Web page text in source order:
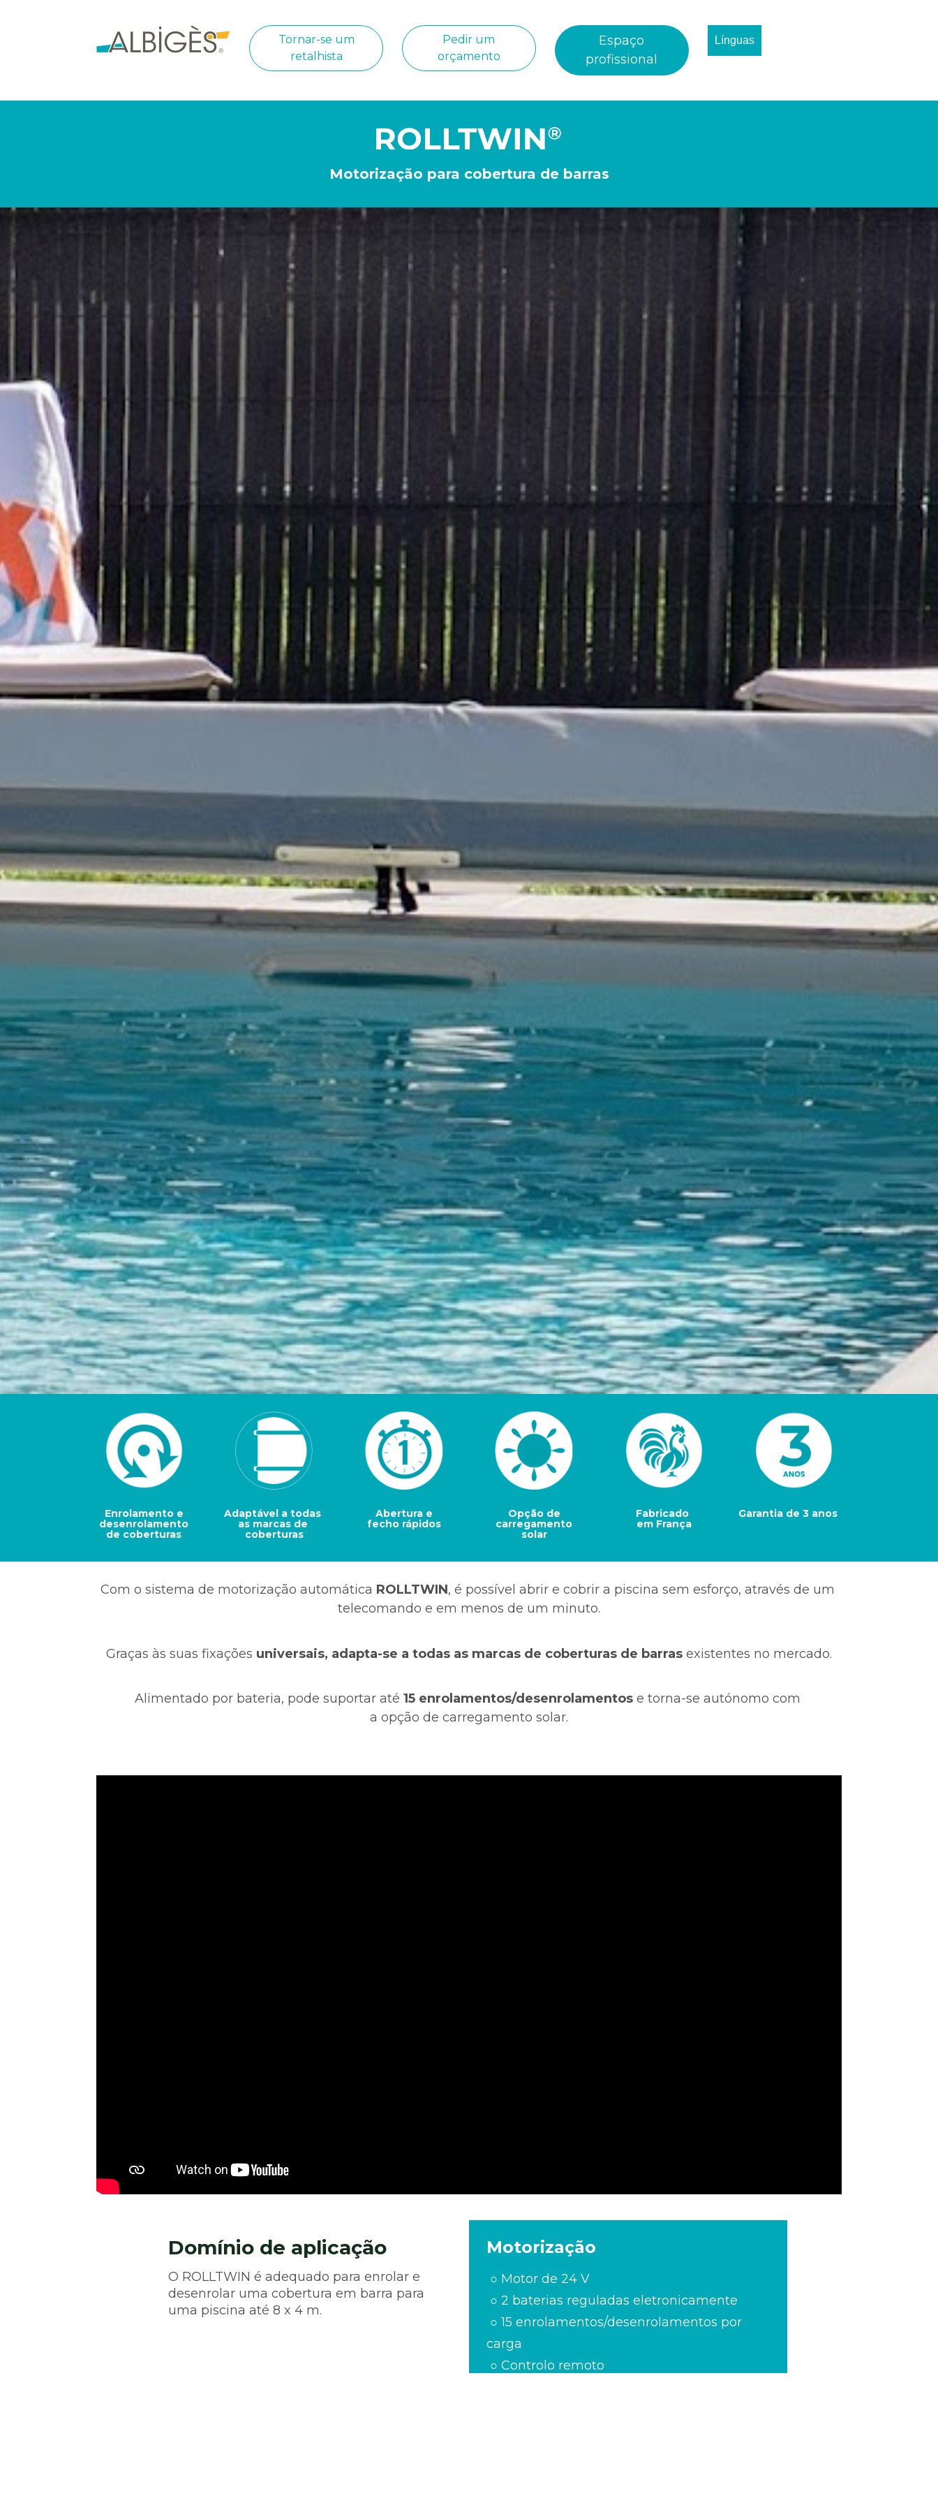
Tornar-se um
retalhista
Pedir um
orçamento
Espaço
profissional
Línguas
Motorização para cobertura de barras
Enrolamento e
desenrolamento
de coberturas
Adaptável a todas
as marcas de
coberturas
Abertura e
fecho rápidos
Opção de
carregamento
solar
Fabricado
em França
Garantia de 3 anos
Com o sistema de motorização automática ROLLTWIN, é possível abrir e cobrir a piscina sem esforço, através de um
telecomando e em menos de um minuto.
Graças às suas fixações universais, adapta-se a todas as marcas de coberturas de barras existentes no mercado.
Alimentado por bateria, pode suportar até 15 enrolamentos/desenrolamentos e torna-se autónomo com
a opção de carregamento solar.
Domínio de aplicação
O ROLLTWIN é adequado para enrolar e
desenrolar uma cobertura em barra para
uma piscina até 8 x 4 m.
Motorização
○ Motor de 24 V
○ 2 baterias reguladas eletronicamente
carga
○ Controlo remoto